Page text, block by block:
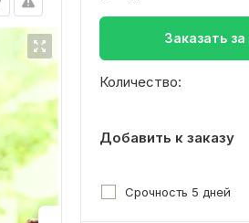
Заказать за
Количество:
Добавить к заказу
Срочность 5 дней